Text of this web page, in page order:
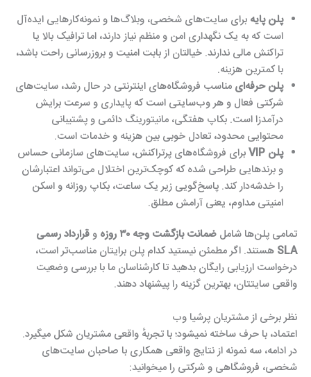
پلن پایه برای سایت‌های شخصی، وبلاگ‌ها و نمونه‌کارهایی ایده‌آل
است که به یک نگهداری امن و منظم نیاز دارند، اما ترافیک بالا یا
تراکنش مالی ندارند. خیالتان از بابت امنیت و بروزرسانی راحت باشد،
با کمترین هزینه.
پلن حرفه‌ای مناسب فروشگاه‌های اینترنتی در حال رشد، سایت‌های
شرکتی فعال و هر وب‌سایتی است که پایداری و سرعت برایش
درآمدزا است. بکاپ هفتگی، مانیتورینگ دائمی و پشتیبانی
محتوایی محدود، تعادل خوبی بین هزینه و خدمات است.
پلن VIP
برای فروشگاه‌های پرتراکنش، سایت‌های سازمانی حساس
و برندهایی طراحی شده که کوچک‌ترین اختلال می‌تواند اعتبارشان
را خدشه‌دار کند. پاسخ‌گویی زیر یک ساعت، بکاپ روزانه و اسکن
امنیتی مداوم، یعنی آرامش مطلق.
تمامی پلن‌ها شامل ضمانت بازگشت وجه ۳۰ روزه وقرارداد رسمی
SLA هستند. اگر مطمئن نیستید کدام پلن برایتان مناسب‌تر است،
درخواست ارزیابی رایگان بدهید تا کارشناسان ما با بررسی وضعیت
واقعی سایتتان، بهترین گزینه را پیشنهاد دهند.
نظر برخی از مشتریان پرشیا وب
اعتماد، با حرف ساخته نمیشود؛ با تجربهٔ واقعی مشتریان شکل میگیرد.
در ادامه، سه نمونه از نتایج واقعی همکاری با صاحبان سایت‌های
شخصی، فروشگاهی و شرکتی را میخوانید: